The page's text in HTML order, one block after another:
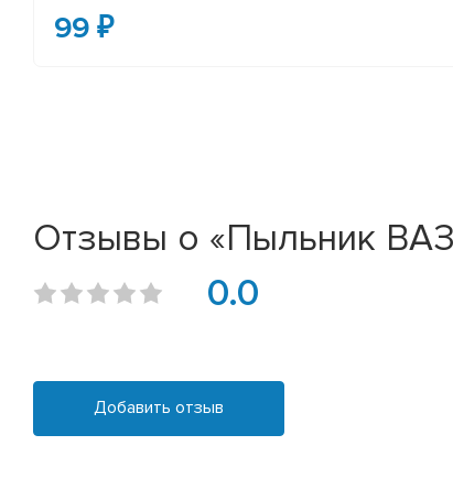
99 ₽
Отзывы о «Пыльник
0.0
Добавить отзыв